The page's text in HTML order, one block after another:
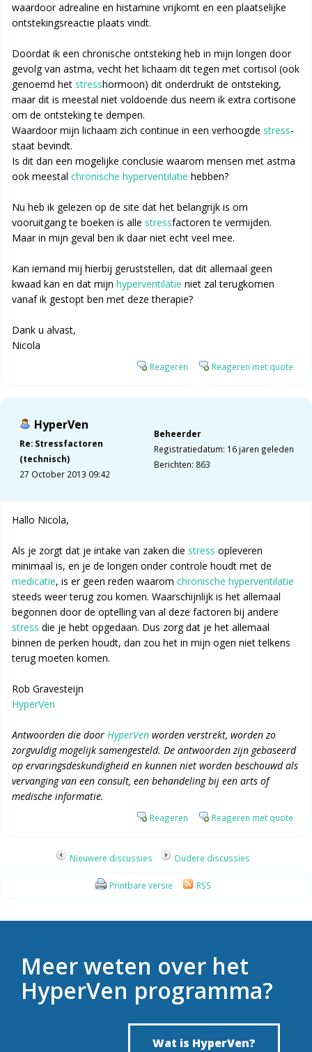
waardoor adrealine en histamine vrijkomt en een plaatselijke
ontstekingsreactie plaats vindt.
Doordat ik een chronische ontsteking heb in mijn longen door
gevolg van astma, vecht het lichaam dit tegen met cortisol (ook
genoemd het stresshormoon) dit onderdrukt de ontsteking,
maar dit is meestal niet voldoende dus neem ik extra cortisone
om de ontsteking te dempen.
Waardoor mijn lichaam zich continue in een verhoogde stress-
staat bevindt.
Is dit dan een mogelijke conclusie waarom mensen met astma
ook meestal chronische hyperventilatie hebben?
Nu heb ik gelezen op de site dat het belangrijk is om
vooruitgang te boeken is alle stressfactoren te vermijden.
Maar in mijn geval ben ik daar niet echt veel mee.
Kan iemand mij hierbij geruststellen, dat dit allemaal geen
kwaad kan en dat mijn hyperventilatie niet zal terugkomen
vanaf ik gestopt ben met deze therapie?
Dank u alvast,
Nicola
Reageren Reageren met quote
HyperVen
Re: Stressfactoren
(technisch)
27 October 2013 09:42
Beheerder
Registratiedatum: 16 jaren geleden
Berichten: 863
Hallo Nicola,
Als je zorgt dat je intake van zaken die stress opleveren
minimaal is, en je de longen onder controle houdt met de
medicatie, is er geen reden waarom chronische hyperventilatie
steeds weer terug zou komen. Waarschijnlijk is het allemaal
begonnen door de optelling van al deze factoren bij andere
stress die je hebt opgedaan. Dus zorg dat je het allemaal
binnen de perken houdt, dan zou het in mijn ogen niet telkens
terug moeten komen.
Rob Gravesteijn
HyperVen
Antwoorden die door HyperVen worden verstrekt, worden zo
zorgvuldig mogelijk samengesteld. De antwoorden zijn gebaseerd
op ervaringsdeskundigheid en kunnen niet worden beschouwd als
vervanging van een consult, een behandeling bij een arts of
medische informatie.
Reageren Reageren met quote
Nieuwere discussies Oudere discussies
Printbare versie RSS
Meer weten over het
HyperVen programma?
Wat is HyperVen?